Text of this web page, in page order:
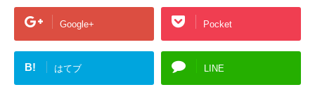
Google+ Pocket
B! はてブ LINE